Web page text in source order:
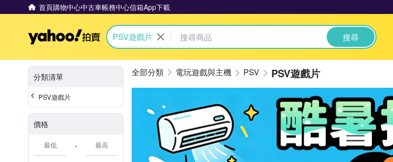
首頁購物中心中古車帳務中心信箱App下載
Yahoo拍賣
PSV遊戲片 搜尋
分類清單
PSV遊戲片
價格
-
電玩遊戲與主機 PSV PSV遊戲片